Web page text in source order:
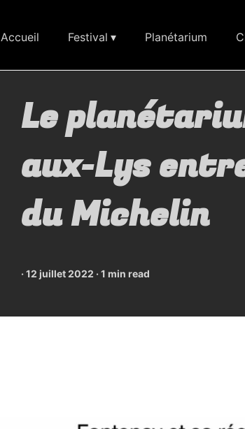
Accueil Festival Planétarium
Le
aux-Lys
du Michelin
·12 juillet 2022 ·1 min read